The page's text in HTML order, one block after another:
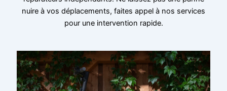
nuire à vos déplacements, faites appel à nos services
pour une intervention rapide.